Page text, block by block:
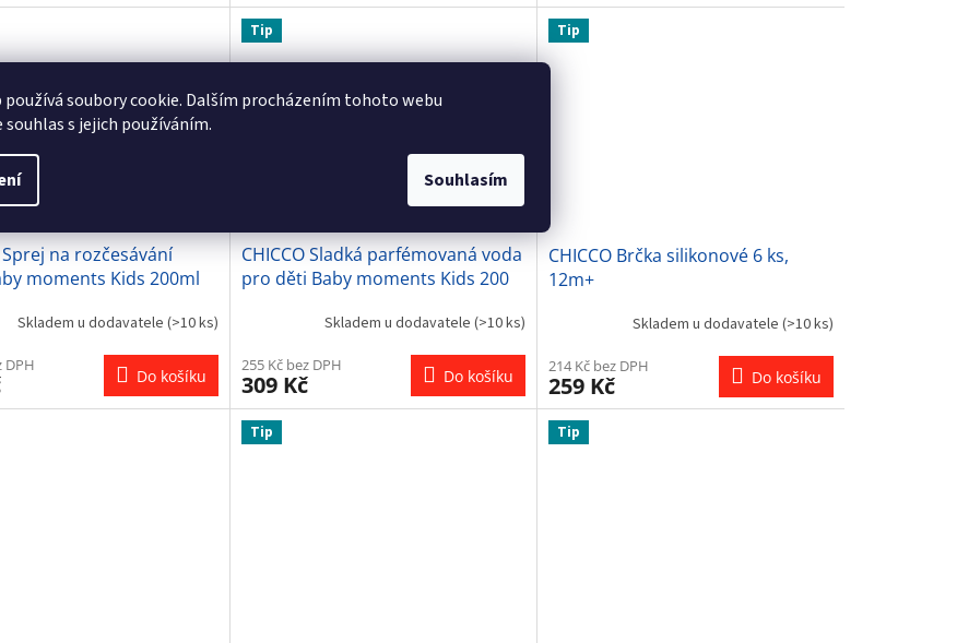
používá soubory cookie. Dalším procházením tohoto webu
souhlas s jejich používáním.
Souhlasím
Sprej na rozčesávání
moments Kids 200ml
Skladem u dodavatele (>10 ks)
DPH
Do košíku
Tip
CHICCO Sladká parfémovaná voda
pro děti Baby moments Kids 200
Skladem u dodavatele (>10 ks)
255 Kč bez DPH
309 Kč Do košíku
Tip
CHICCO Brčka silikonové 6 ks,
12m+
Skladem u dodavatele (>10 ks)
214 Kč bez DPH
259 Kč Do košíku
Tip Tip